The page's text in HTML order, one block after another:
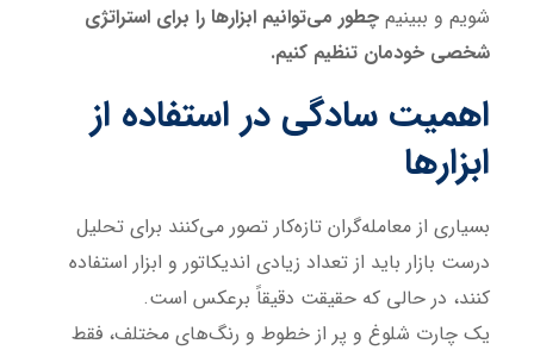
شویم و ببینیمچطور می‌توانیم ابزارها را برای استراتژی
شخصی خودمان تنظیم کنیم.
اهمیت سادگی در استفاده از
ابزارها
بسیاری از معامله‌گران تازه‌کار تصور می‌کنند برای تحلیل
درست بازار باید از تعداد زیادی اندیکاتور و ابزار استفاده
کنند، در حالی که حقیقت دقیقاً برعکس است.
یک چارت شلوغ و پر از خطوط و رنگ‌های مختلف، فقط